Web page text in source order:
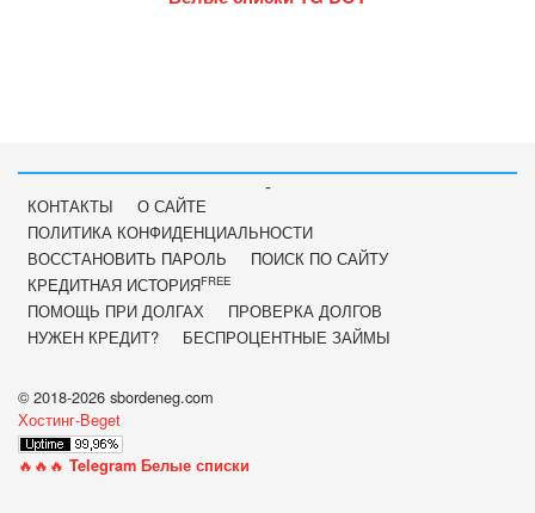
-
КОНТАКТЫ
О САЙТЕ
ПОЛИТИКА КОНФИДЕНЦИАЛЬНОСТИ
ВОССТАНОВИТЬ ПАРОЛЬ
ПОИСК ПО САЙТУ
КРЕДИТНАЯ ИСТОРИЯFREE
ПОМОЩЬ ПРИ ДОЛГАХ
ПРОВЕРКА ДОЛГОВ
НУЖЕН КРЕДИТ?
БЕСПРОЦЕНТНЫЕ ЗАЙМЫ
© 2018-2026 sbordeneg.com
Хостинг-Beget
🔥🔥🔥 Telegram Белые списки